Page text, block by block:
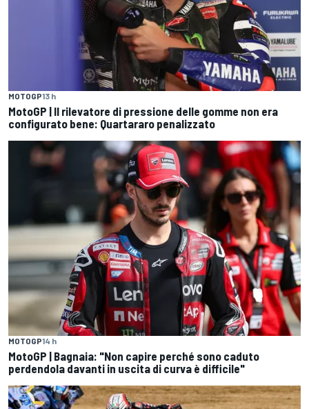
MOTOGP13 h
MotoGP | Il rilevatore di pressione delle gomme non era
configurato bene: Quartararo penalizzato
MOTOGP14 h
MotoGP | Bagnaia: "Non capire perché sono caduto
perdendola davanti in uscita di curva è difficile"